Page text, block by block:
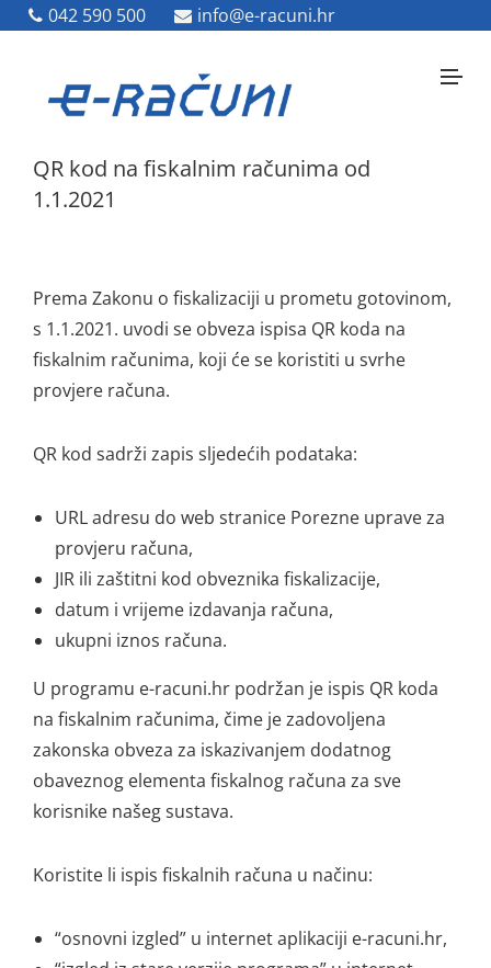
042 590 500 info@e-racuni.hr
042 590 500 info@e-racuni.hr
QR kod na fiskalnim računima od
1.1.2021
Prema Zakonu o fiskalizaciji u prometu gotovinom,
s 1.1.2021. uvodi se obveza ispisa QR koda na
fiskalnim računima, koji će se koristiti u svrhe
provjere računa.
QR kod sadrži zapis sljedećih podataka:
URL adresu do web stranice Porezne uprave za
provjeru računa,
JIR ili zaštitni kod obveznika fiskalizacije,
datum i vrijeme izdavanja računa,
ukupni iznos računa.
U programu e-racuni.hr podržan je ispis QR koda
na fiskalnim računima, čime je zadovoljena
zakonska obveza za iskazivanjem dodatnog
obaveznog elementa fiskalnog računa za sve
korisnike našeg sustava.
Koristite li ispis fiskalnih računa u načinu:
“osnovni izgled” u internet aplikaciji e-racuni.hr,